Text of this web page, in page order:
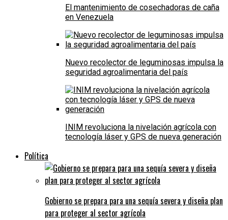
El mantenimiento de cosechadoras de caña
en Venezuela
Nuevo recolector de leguminosas impulsa la
seguridad agroalimentaria del país
INIM revoluciona la nivelación agrícola con
tecnología láser y GPS de nueva generación
Política
Gobierno se prepara para una sequía severa y diseña plan
para proteger al sector agrícola